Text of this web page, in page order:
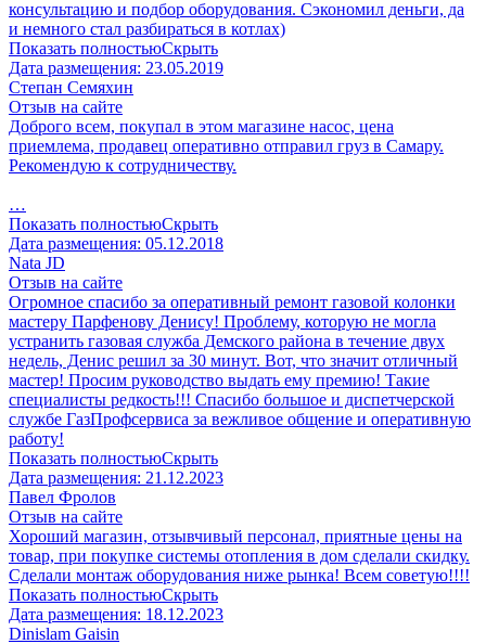
консультацию и подбор оборудования. Сэкономил деньги, да
и немного стал разбираться в котлах)
Показать полностьюСкрыть
Дата размещения: 23.05.2019
Степан Семяхин
Отзыв на сайте
Доброго всем, покупал в этом магазине насос, цена
приемлема, продавец оперативно отправил груз в Самару.
Рекомендую к сотрудничеству.
…
Показать полностьюСкрыть
Дата размещения: 05.12.2018
Nata JD
Отзыв на сайте
Огромное спасибо за оперативный ремонт газовой колонки
мастеру Парфенову Денису! Проблему, которую не могла
устранить газовая служба Демского района в течение двух
недель, Денис решил за 30 минут. Вот, что значит отличный
мастер! Просим руководство выдать ему премию! Такие
специалисты редкость!!! Спасибо большое и диспетчерской
службе ГазПрофсервиса за вежливое общение и оперативную
работу!
Показать полностьюСкрыть
Дата размещения: 21.12.2023
Павел Фролов
Отзыв на сайте
Хороший магазин, отзывчивый персонал, приятные цены на
товар, при покупке системы отопления в дом сделали скидку.
Сделали монтаж оборудования ниже рынка! Всем советую!!!!
Показать полностьюСкрыть
Дата размещения: 18.12.2023
Dinislam Gaisin